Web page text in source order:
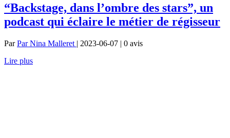
“Backstage, dans l’ombre des stars”, un
podcast qui éclaire le métier de régisseur
ParPar Nina Malleret | 2023-06-07 | 0 avis
Lire plus